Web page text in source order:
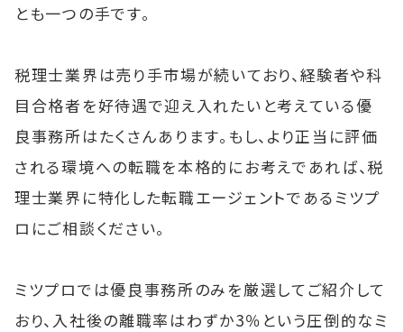
とも一つの手です。
税理士業界は売り手市場が続いており、経験者や科
目合格者を好待遇で迎え入れたいと考えている優
良事務所はたくさんあります。もし、より正当に評価
される環境への転職を本格的にお考えであれば、税
理士業界に特化した転職エージェントであるミツプ
ロにご相談ください。
ミツプロでは優良事務所のみを厳選してご紹介して
おり、入社後の離職率はわずか3％という圧倒的なミ